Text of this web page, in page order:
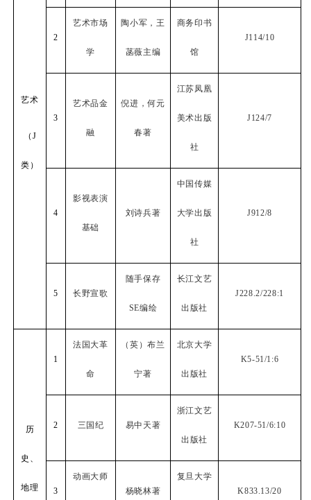
艺术
（ J
类）
2
艺术市场
学
陶小军，王
菡薇主编
商务印书
馆
J114/10
3
艺术品金
融
倪进，何元
春著
江苏凤凰
美术出版
社
J124/7
4
影视表演
基础
刘诗兵著
中国传媒
大学出版
社
J912/8
5 长野宣歌
随手保存
SE编绘
长江文艺
出版社
J228.2/228:1
历
史、
地理
1
法国大革
命
（英）布兰
宁著
北京大学
出版社
K5-51/1:6
2 三国纪 易中天著
浙江文艺
出版社
K207-51/6:10
3
动画大师
杨晓林著
复旦大学
K833.13/20